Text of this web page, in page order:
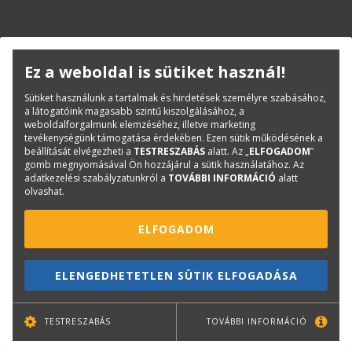
KAPCSOLAT ONLINE SHOP RENDEZVÉNYEK
Hírlevél feliratkozás
TOVÁBB
Leiratkozás
Ez a weboldal is sütiket használ!
Sütiket használunk a tartalmak és hirdetések személyre szabásához,
a látogatóink magasabb szintű kiszolgálásához, a
weboldalforgalmunk elemzéséhez, illetve marketing
tevékenységünk támogatása érdekében. Ezen sütik működésének a
beállítását elvégezheti a TESTRESZABÁS alatt. Az „ELFOGADOM”
gomb megnyomásával Ön hozzájárul a sütik használatához. Az
adatkezelési szabályzatunkról a TOVÁBBI INFORMÁCIÓ alatt
olvashat.
ELFOGADOM
ELENGEDHETETLEN SÜTIK ELFOGADÁSA
TESTRESZABÁS TOVÁBBI INFORMÁCIÓ